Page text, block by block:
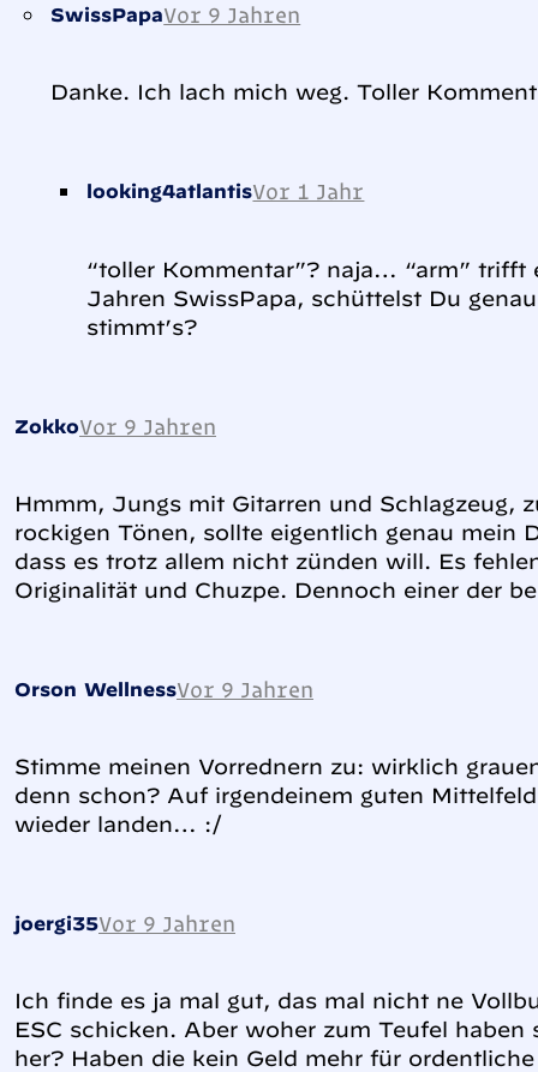
SwissPapaVor 9 Jahren
Danke. Ich lach mich weg. Toller
looking4atlantisVor 1 Jahr
“toller Kommentar”? naja… “arm”
Jahren SwissPapa, schüttelst Du
stimmt’s?
ZokkoVor 9 Jahren
Hmmm, Jungs mit Gitarren und Schlagzeug,
rockigen Tönen, sollte eigentlich genau mein
dass es trotz allem nicht zünden will. Es
Originalität und Chuzpe. Dennoch einer der
Orson WellnessVor 9 Jahren
Stimme meinen Vorrednern zu: wirklich
denn schon? Auf irgendeinem guten
wieder landen… :/
joergi35Vor 9 Jahren
Ich finde es ja mal gut, das mal nicht ne
ESC schicken. Aber woher zum Teufel haben
her? Haben die kein Geld mehr für